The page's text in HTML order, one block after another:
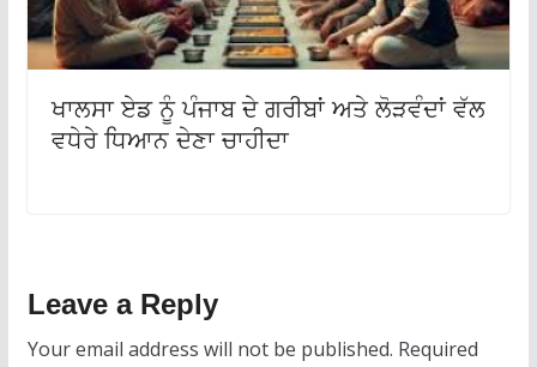
ਖਾਲਸਾ ਏਡ ਨੂੰ ਪੰਜਾਬ ਦੇ ਗਰੀਬਾਂ ਅਤੇ ਲੋੜਵੰਦਾਂ ਵੱਲ
ਵਧੇਰੇ ਧਿਆਨ ਦੇਣਾ ਚਾਹੀਦਾ
Leave a Reply
Your email address will not be published. Required